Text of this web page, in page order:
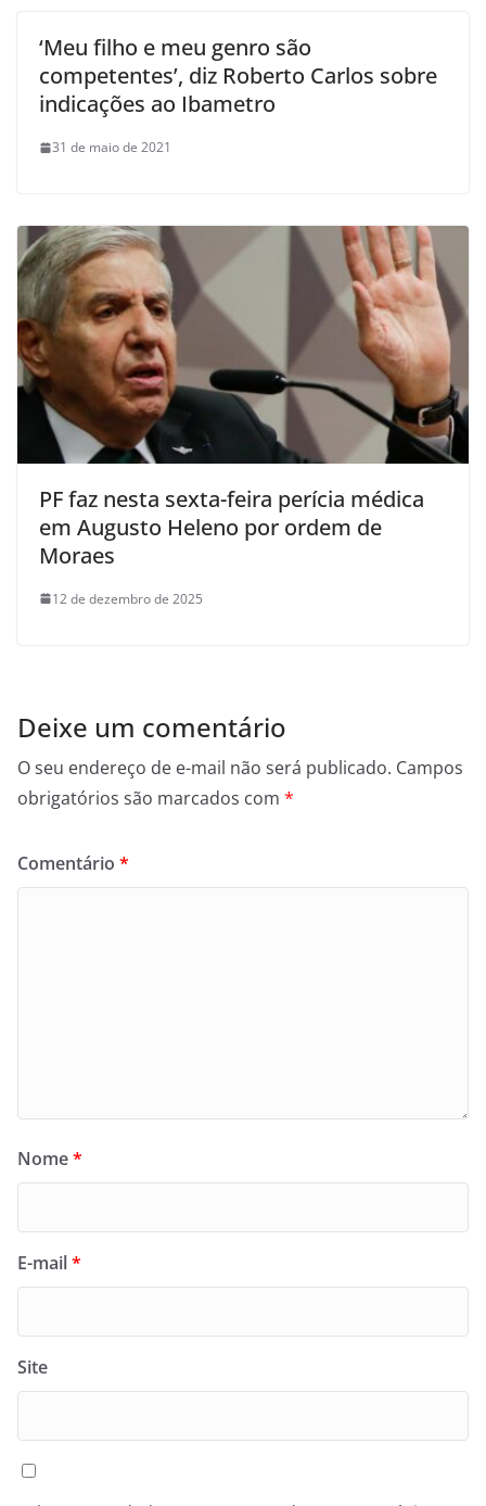
‘Meu filho e meu genro são
competentes’, diz Roberto Carlos sobre
indicações ao Ibametro
31 de maio de 2021
PF faz nesta sexta-feira perícia médica
em Augusto Heleno por ordem de
Moraes
12 de dezembro de 2025
Deixe um comentário
O seu endereço de e-mail não será publicado. Campos
obrigatórios são marcados com *
Comentário *
Nome*
E-mail*
Site